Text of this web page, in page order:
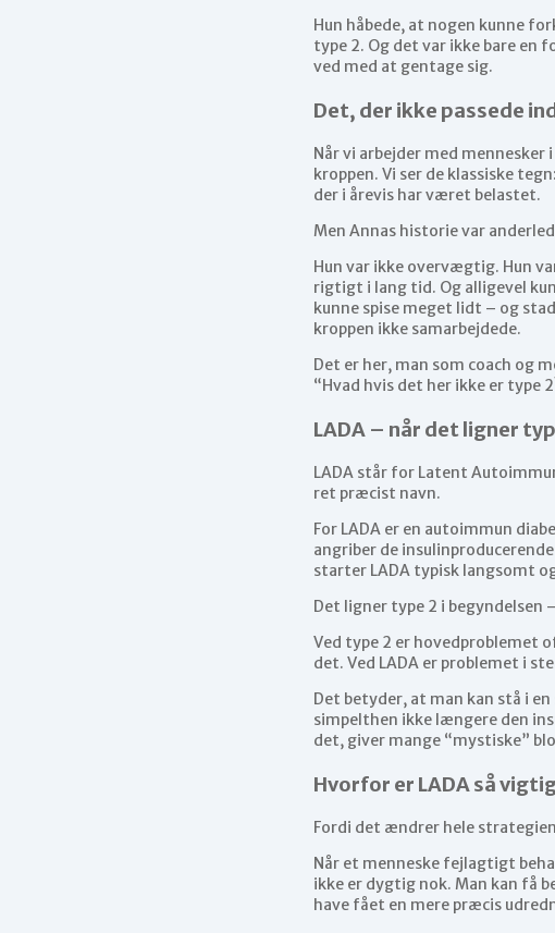
Hun håbede, at nogen kunne
type 2. Og det var ikke bare en
ved med at gentage sig.
Det, der ikke passede
Når vi arbejder med
kroppen. Vi ser de klassiske
der i årevis har været belastet.
Men Annas historie var
Hun var ikke overvægtig. Hun
rigtigt i lang tid. Og alligevel
kunne spise meget lidt – og
kroppen ikke samarbejdede.
Det er her, man som coach og
“Hvad hvis det her ikke er type
LADA – når det ligner
LADA står for Latent
ret præcist navn.
For LADA er en autoimmun
angriber de
starter LADA typisk langsomt
Det ligner type 2 i begyndelsen
Ved type 2 er hovedproblemet
det. Ved LADA er problemet i
Det betyder, at man kan stå i
simpelthen ikke længere den
det, giver mange “mystiske”
Hvorfor er LADA så
Fordi det ændrer hele
Når et menneske fejlagtigt
ikke er dygtig nok. Man kan få
have fået en mere præcis